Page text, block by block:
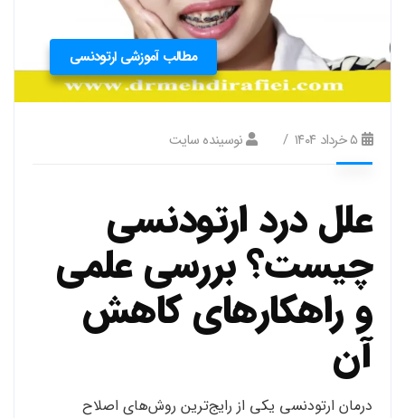
مطالب آموزشی ارتودنسی
۵ خرداد ۱۴۰۴ نوسینده سایت
علل درد ارتودنسی
چیست؟ بررسی علمی
و راهکارهای کاهش
آن
درمان ارتودنسی یکی از رایج‌ترین روش‌های اصلاح